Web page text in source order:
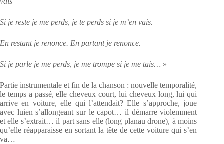
Si je reste je me perds, je te perds si je m’en vais.
En restant je renonce. En partant je renonce.
Si je parle je me perds, je me trompe si je me tais… »
Partie instrumentale et fin de la chanson : nouvelle temporalité,
le temps a passé, elle cheveuxcourt, lui cheveux long, lui qui
arrive en voiture, elle qui l’attendait? Elle s’approche, joue
avec luien s’allongeant sur le capot… il démarre violemment
et elle s’extrait… il part sans elle (long planau drone), à moins
qu’elle réapparaisse en sortant la tête de cette voiture qui s’en
va…